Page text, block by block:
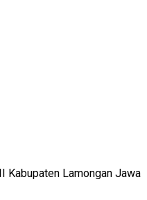
Lamongan Jawa